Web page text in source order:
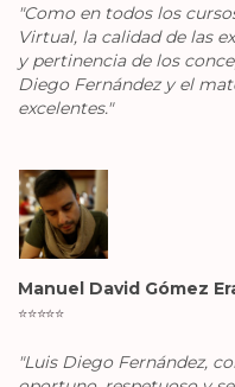
"Como en todos los
Virtual, la calidad de las
y pertinencia de los
Diego Fernández y el
excelentes."
Manuel David Gómez
⭐️⭐️⭐️⭐️⭐️
"Luis Diego Fernández,